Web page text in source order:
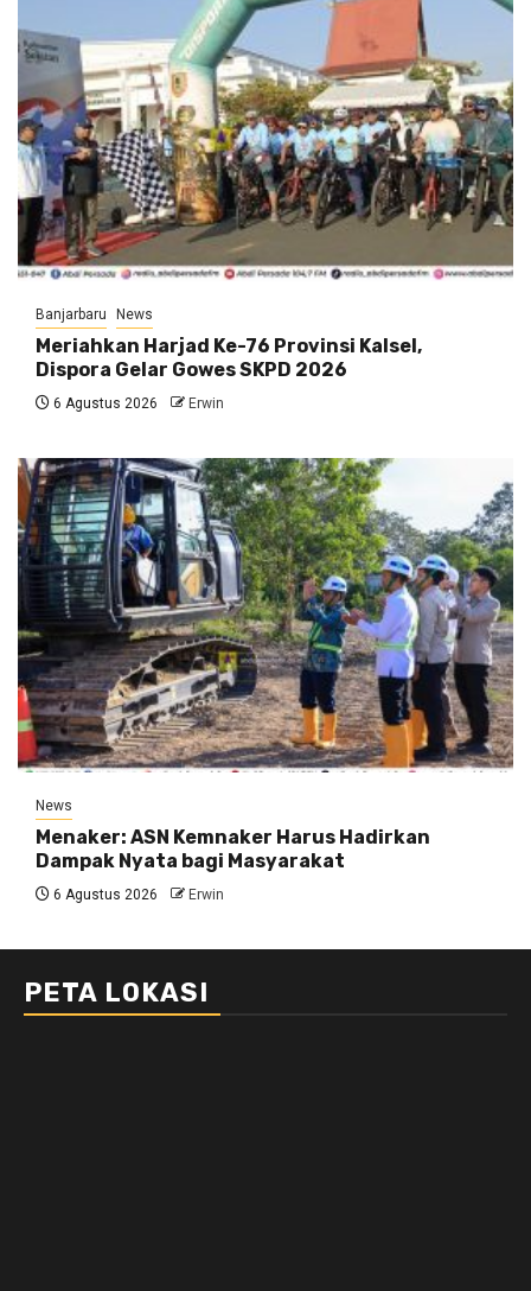
Banjarbaru News
Meriahkan Harjad Ke-76 Provinsi Kalsel,
Dispora Gelar Gowes SKPD 2026
6 Agustus 2026 Erwin
News
Menaker: ASN Kemnaker Harus Hadirkan
Dampak Nyata bagi Masyarakat
6 Agustus 2026 Erwin
PETA LOKASI